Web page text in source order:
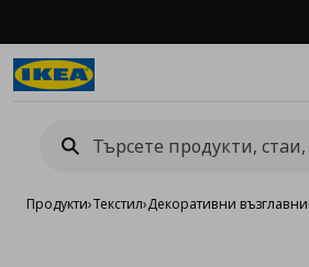
Продукти›Текстил›Декоративни